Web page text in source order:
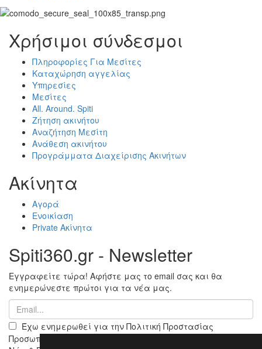
Χρήσιμοι σύνδεσμοι
Πληροφορίες Για Μεσίτες
Καταχώρηση αγγελίας
Υπηρεσίες
Μεσίτες
All. Around. Spiti
Ζήτηση ακινήτου
Αναζήτηση Μεσίτη
Ανάθεση ακινήτου
Προγράμματα Διαχείρισης Ακινήτων
Ακίνητα
Αγορά
Ενοικίαση
Private Ακίνητα
Spiti360.gr - Newsletter
Εγγραφείτε τώρα! Αφήστε μας το email σας και θα
ενημερώνεστε πρώτοι για τα νέα μας.
Έχω ενημερωθεί για την Πολιτική Προστασίας
Προσωπικών Δεδομένων & αποδέχομαι να μου στέλνετε